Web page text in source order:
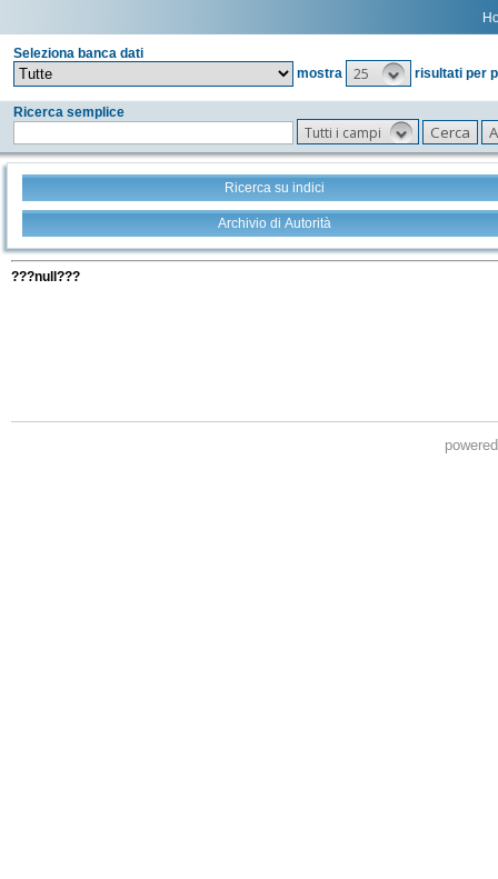
Seleziona banca dati
mostra
25 risultati per
Ricerca semplice
Tutti i campi
Ricerca su indici
Archivio di Autorità
???null???